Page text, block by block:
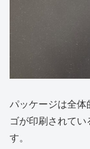
パッケージは全体
ゴが印刷されて
す。